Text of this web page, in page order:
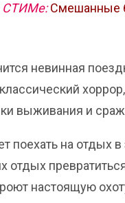
СТИМе: Смешанные
невинная
выживания и
поехать на
отдых
настоящую